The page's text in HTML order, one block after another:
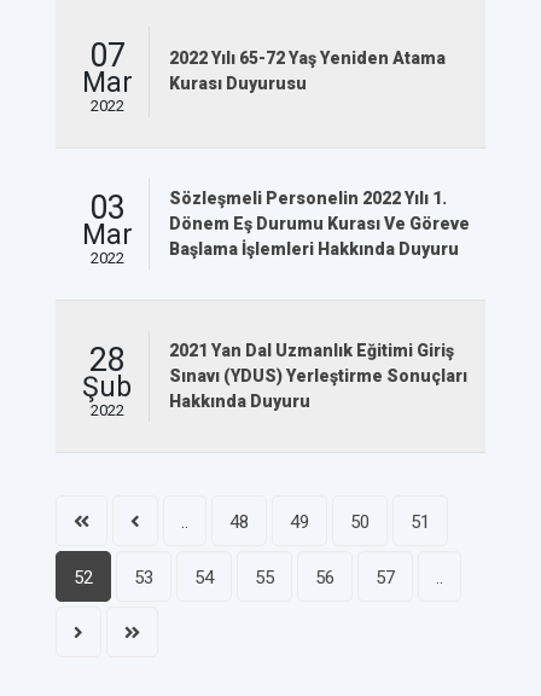
07
Mar
2022
2022 Yılı 65-72 Yaş Yeniden Atama
Kurası Duyurusu
03
Mar
2022
Sözleşmeli Personelin 2022 Yılı 1.
Dönem Eş Durumu Kurası Ve Göreve
Başlama İşlemleri Hakkında Duyuru
28
Şub
2022
2021 Yan Dal Uzmanlık Eğitimi Giriş
Sınavı (YDUS) Yerleştirme Sonuçları
Hakkında Duyuru
.. 48 49 50 51
52 53 54 55 56 57 ..